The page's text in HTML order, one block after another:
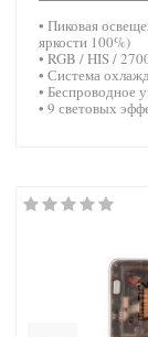
• Пиковая
яркости 100%)
• RGB / HIS /
• Система
• Беспроводное
• 9 световых